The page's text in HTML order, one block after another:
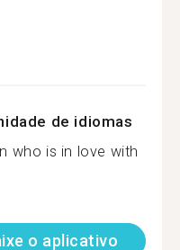
de idiomas
who is in love with
o aplicativo